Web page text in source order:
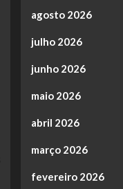
agosto 2026
julho 2026
junho 2026
maio 2026
abril 2026
março 2026
fevereiro 2026